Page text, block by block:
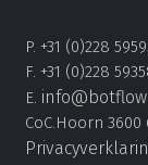
P. +31 (0)228
F. +31 (0)228
E.
CoC.Hoorn 3600